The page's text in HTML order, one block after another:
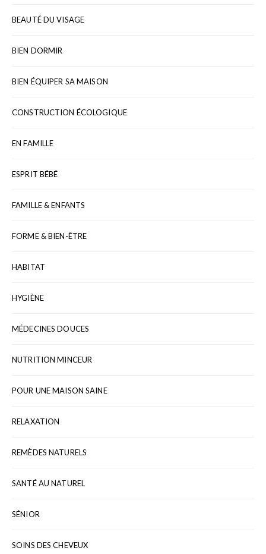
BEAUTÉ DU VISAGE
BIEN DORMIR
BIEN ÉQUIPER SA MAISON
CONSTRUCTION ÉCOLOGIQUE
EN FAMILLE
ESPRIT BÉBÉ
FAMILLE & ENFANTS
FORME & BIEN-ÊTRE
HABITAT
HYGIÈNE
MÉDECINES DOUCES
NUTRITION MINCEUR
POUR UNE MAISON SAINE
RELAXATION
REMÈDES NATURELS
SANTÉ AU NATUREL
SÉNIOR
SOINS DES CHEVEUX